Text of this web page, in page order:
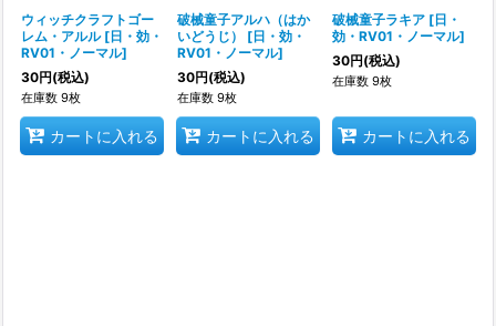
ウィッチクラフトゴー
レム・アルル [日・効・
RV01・ノーマル]
30円(税込)
在庫数 9枚
カートに入れる
破械童子アルハ（はか
いどうじ）
[日・効・
RV01・ノーマル]
30円(税込)
在庫数 9枚
カートに入れる
破械童子ラキア [日・
効・RV01・ノーマル]
30円(税込)
在庫数 9枚
カートに入れる